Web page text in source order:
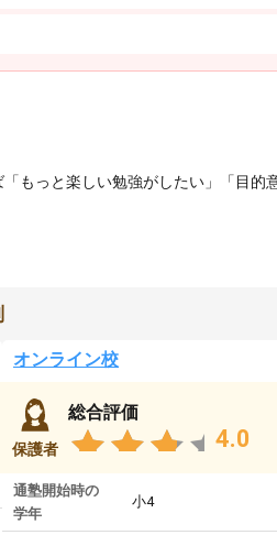
もっと楽しい勉強がしたい」「目的
オンライン校
保護者
総合評価
4.0
通塾開始時の
学年
小4